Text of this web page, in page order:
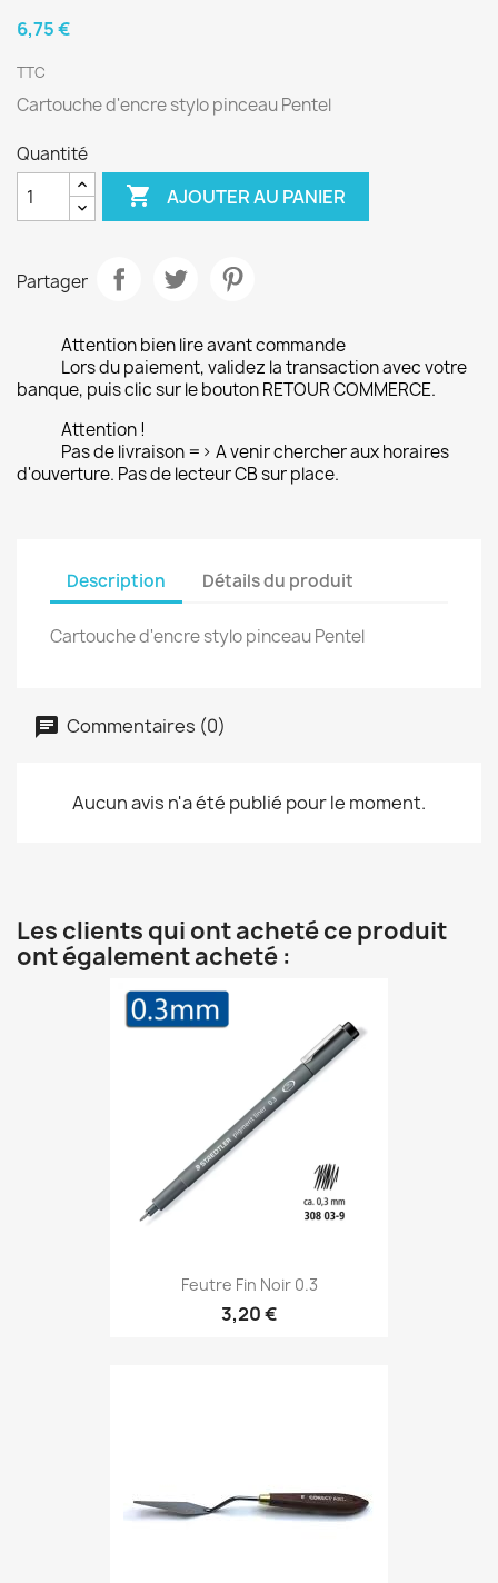
6,75 €
TTC
Cartouche d'encre stylo pinceau Pentel
Quantité
 AJOUTER AU PANIER
Partager
Attention bien lire avant commande
Lors du paiement, validez la transaction avec votre
banque, puis clic sur le bouton RETOUR COMMERCE.
Attention !
Pas de livraison => A venir chercher aux horaires
d'ouverture. Pas de lecteur CB sur place.
Description Détails du produit
Cartouche d'encre stylo pinceau Pentel
Commentaires (0)
Aucun avis n'a été publié pour le moment.
Les clients qui ont acheté ce produit
ont également acheté :
Feutre Fin Noir 0.3
3,20 €